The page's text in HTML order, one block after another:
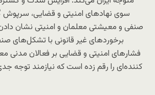
سوی نهادهای امنیتی و قضایی،
صنفی و معیشتی معلمان و امنیتی نشان
برخوردهای غیر قانونی با تشکل‌های
فشارهای امنیتی و قضایی بر فعالان مدنی
کننده‌ای را رقم زده است که نیازمند توجه